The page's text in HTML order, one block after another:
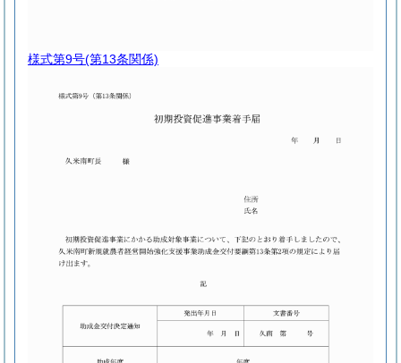
様式第9号(第13条関係)